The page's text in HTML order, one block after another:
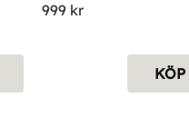
999kr
KÖP